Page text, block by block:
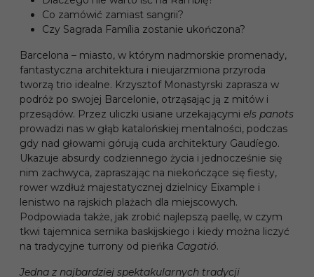
Co zamówić zamiast sangrii?
Czy Sagrada Família zostanie ukończona?
Barcelona – miasto, w którym nadmorskie promenady,
fantastyczna architektura i nieujarzmiona przyroda
tworzą trio idealne. Krzysztof Monastyrski zaprasza w
podróż po swojej Barcelonie, otrząsając ją z mitów i
przesądów. Przez uliczki usiane urzekającymi els panots
prowadzi nas w głąb katalońskiej mentalności, podczas
gdy nad głowami górują cuda architektury Gaudíego.
Ukazuje absurdy codziennego życia i jednocześnie się
nim zachwyca, zapraszając na niekończące się fiesty,
rower wzdłuż majestatycznej dzielnicy Eixample i
lenistwo na rajskich plażach dla miejscowych.
Podpowiada także, jak zrobić najlepszą paellę, w czym
tkwi tajemnica sernika baskijskiego i kiedy można liczyć
na tradycyjne turrony od pieńka Cagatió.
Jedna z najbardziej spektakularnych tradycji